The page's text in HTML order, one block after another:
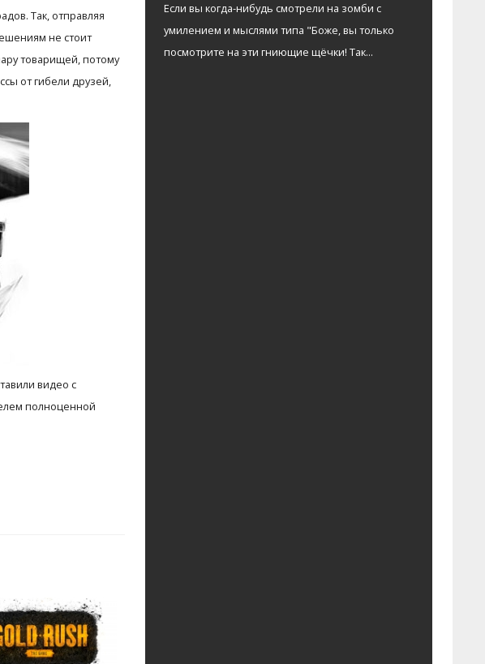
Так, отправляя
не стоит
товарищей, потому
от гибели друзей,
видео с
полноценной
Если вы когда-нибудь смотрели на зомби с
умилением и мыслями типа "Боже, вы только
посмотрите на эти гниющие щёчки! Так...